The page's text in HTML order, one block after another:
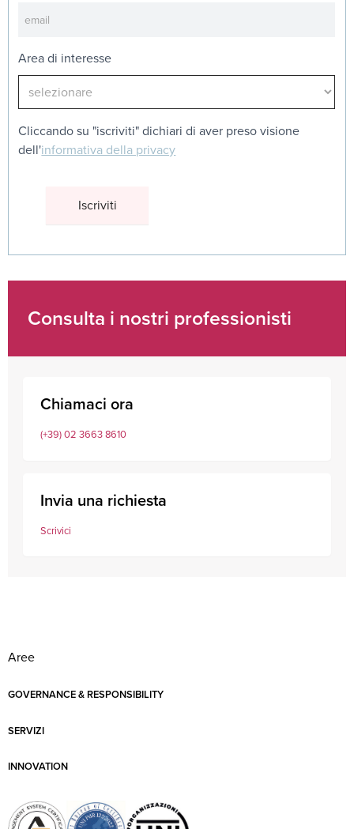
Area di interesse
Cliccando su "iscriviti" dichiari di aver preso visione
dell'informativa della privacy
Consulta i nostri professionisti
Chiamaci ora
(+39) 02 3663 8610
Invia una richiesta
Scrivici
Aree
GOVERNANCE & RESPONSIBILITY
SERVIZI
INNOVATION